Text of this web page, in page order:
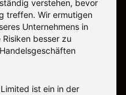
verstehen, bevor
treffen. Wir ermutigen
Unternehmens in
besser zu
ist ein in der